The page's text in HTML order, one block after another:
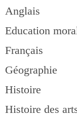
Anglais
Education
Français
Géographie
Histoire
Histoire des